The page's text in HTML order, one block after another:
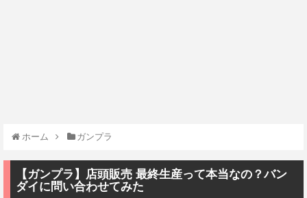
ホーム ガンプラ
【ガンプラ】店頭販売 最終生産って本当なの？バン
ダイに問い合わせてみた